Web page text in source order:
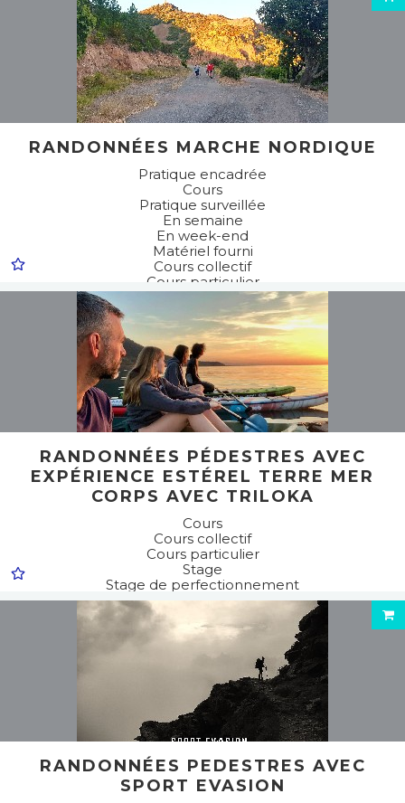
RANDONNÉES MARCHE NORDIQUE
Pratique encadrée
Cours
Pratique surveillée
En semaine
En week-end
Matériel fourni
Cours collectif
Cours particulier
Sports pédestres
Marche nordique
RANDONNÉES PÉDESTRES AVEC
EXPÉRIENCE ESTÉREL TERRE MER
CORPS AVEC TRILOKA
Cours
Cours collectif
Cours particulier
Stage
Stage de perfectionnement
Stage d'initiation
Matériel fourni
En semaine
En week-end
Pratique encadrée
Multiactivités
Sports pédestres
Marche nordique
Randonnée pédestre
RANDONNÉES PEDESTRES AVEC
SPORT EVASION